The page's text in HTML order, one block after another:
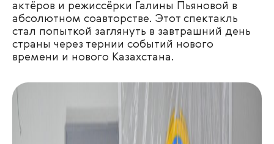
актёров и режиссёрки Галины Пьяновой в
абсолютном соавторстве. Этот спектакль
стал попыткой заглянуть в завтрашний день
страны через тернии событий нового
времени и нового Казахстана.